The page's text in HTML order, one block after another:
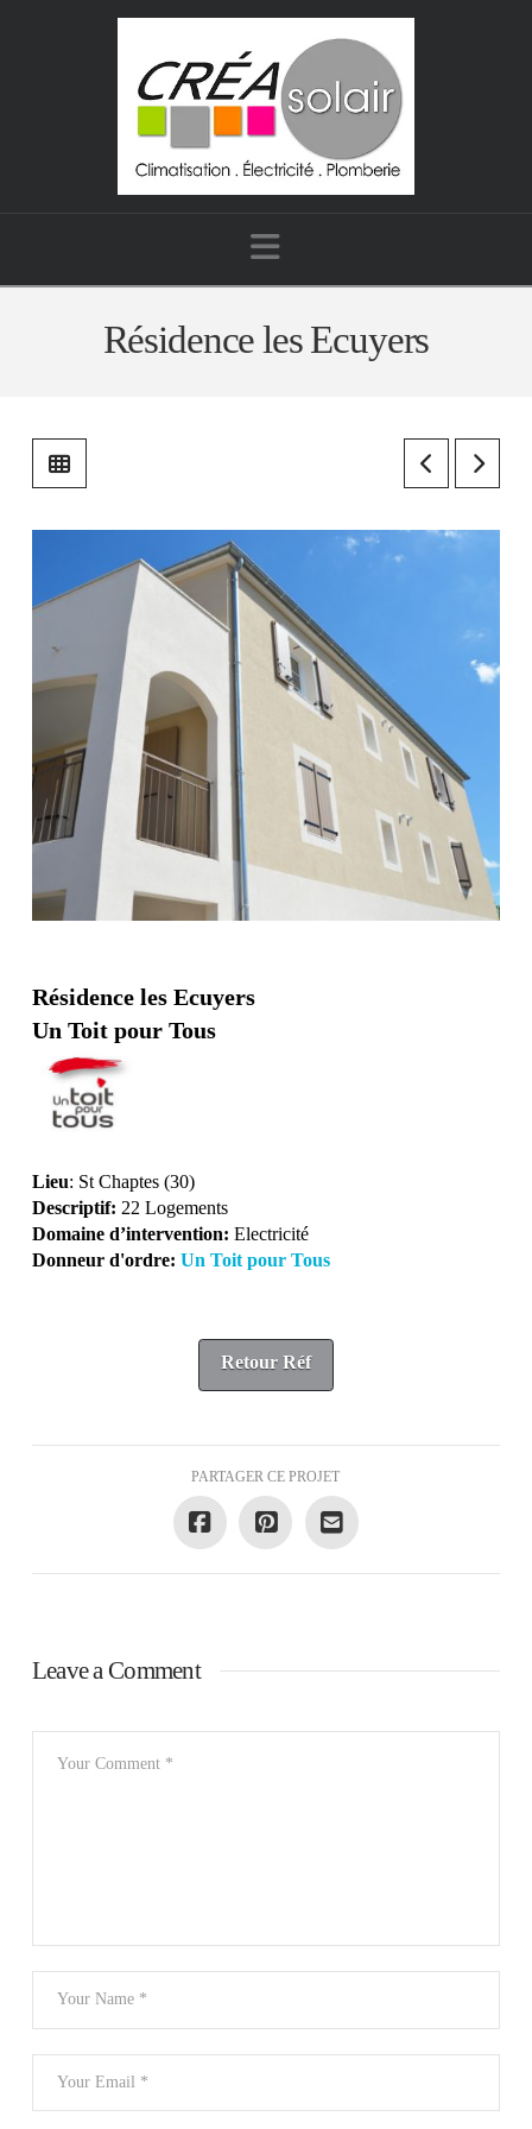
Navigation
Résidence les Ecuyers
Résidence les Ecuyers
Un Toit pour Tous
Lieu: St Chaptes (30)
Descriptif: 22 Logements
Domaine d’intervention: Electricité
Donneur d'ordre: Un Toit pour Tous
Retour Réf
PARTAGER CE PROJET
Leave a Comment